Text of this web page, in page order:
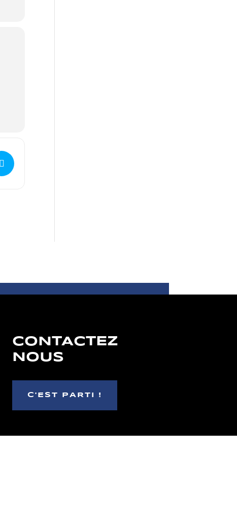
CONTACTEZ
NOUS
C'EST PARTI !